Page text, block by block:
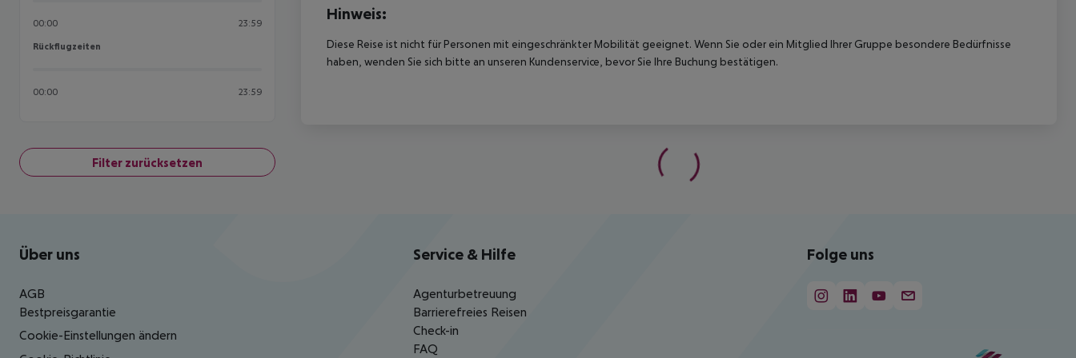
00:00 23:59
Rückflugzeiten
Rückflugzeiten
00:00 23:59
Filter zurücksetzen
Hinweis:
Diese Reise ist nicht für Personen mit eingeschränkter Mobilität geeignet. Wenn Sie oder ein Mitglied Ihrer Gruppe besondere Bedürfnisse
haben, wenden Sie sich bitte an unseren Kundenservice, bevor Sie Ihre Buchung bestätigen.
Footer navigation
Über uns
AGB
Bestpreisgarantie
Cookie-Einstellungen ändern
Service & Hilfe
Agenturbetreuung
Barrierefreies Reisen
Check-in
FAQ
Folge uns